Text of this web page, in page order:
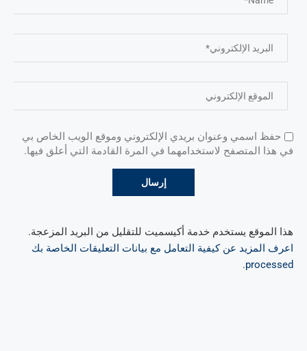
حفظ اسمي وعنوان بريدي الإلكتروني وموقع الويب الخاص بي
في هذا المتصفح لاستخدامهما في المرة القادمة التي أعلق فيها.
هذا الموقع يستخدم خدمة أكيسميت للتقليل من البريد المزعجة.
اعرف المزيد عن كيفية التعامل مع بيانات التعليقات الخاصة بك
processed
.